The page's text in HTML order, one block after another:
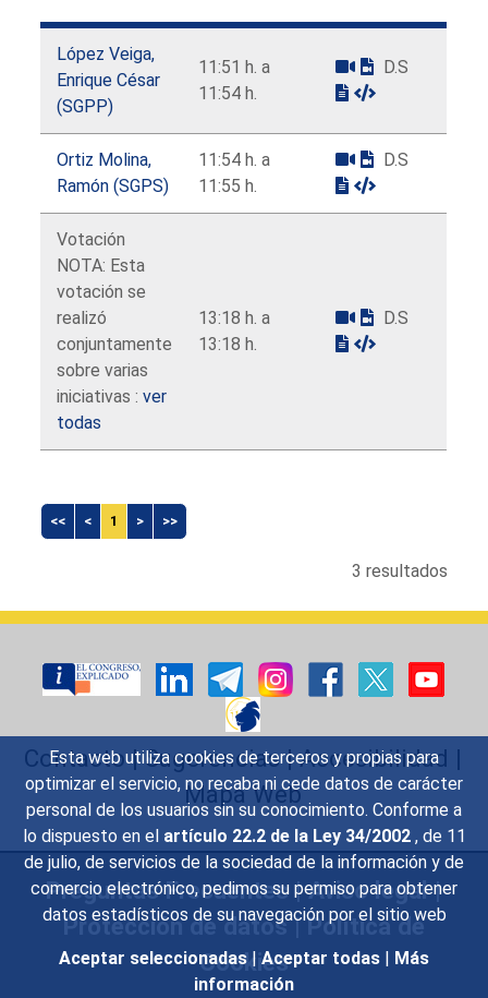
Esta web utiliza cookies de terceros y propias para
optimizar el servicio, no recaba ni cede datos de carácter
personal de los usuarios sin su conocimiento. Conforme a
lo dispuesto en el artículo 22.2 de la Ley 34/2002 , de 11
de julio, de servicios de la sociedad de la información y de
comercio electrónico, pedimos su permiso para obtener
datos estadísticos de su navegación por el sitio web
Aceptar seleccionadas | Aceptar todas | Más
información
López Veiga,
Enrique César
(SGPP)
11:51 h. a
11:54 h.
D.S
Ortiz Molina,
Ramón (SGPS)
11:54 h. a
11:55 h.
D.S
Votación
NOTA: Esta
votación se
realizó
conjuntamente
sobre varias
iniciativas :ver
todas
13:18 h. a
13:18 h.
D.S
<< < 1 > >>
3 resultados
Contacto|Sugerencias|Accesibilidad |
Mapa Web
Preguntas Frecuentes|Aviso legal|
Protección de datos|Política de
Cookies